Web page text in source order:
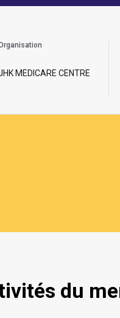
MEDICARE CENTRE
du